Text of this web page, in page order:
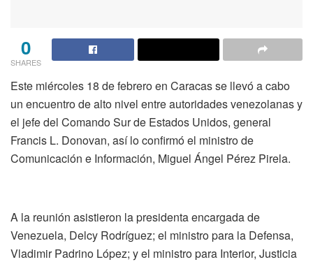
0
SHARES
Este miércoles 18 de febrero en Caracas se llevó a cabo
un encuentro de alto nivel entre autoridades venezolanas y
el jefe del Comando Sur de Estados Unidos, general
Francis L. Donovan, así lo confirmó el ministro de
Comunicación e Información, Miguel Ángel Pérez Pirela.
A la reunión asistieron la presidenta encargada de
Venezuela, Delcy Rodríguez; el ministro para la Defensa,
Vladimir Padrino López; y el ministro para Interior, Justicia